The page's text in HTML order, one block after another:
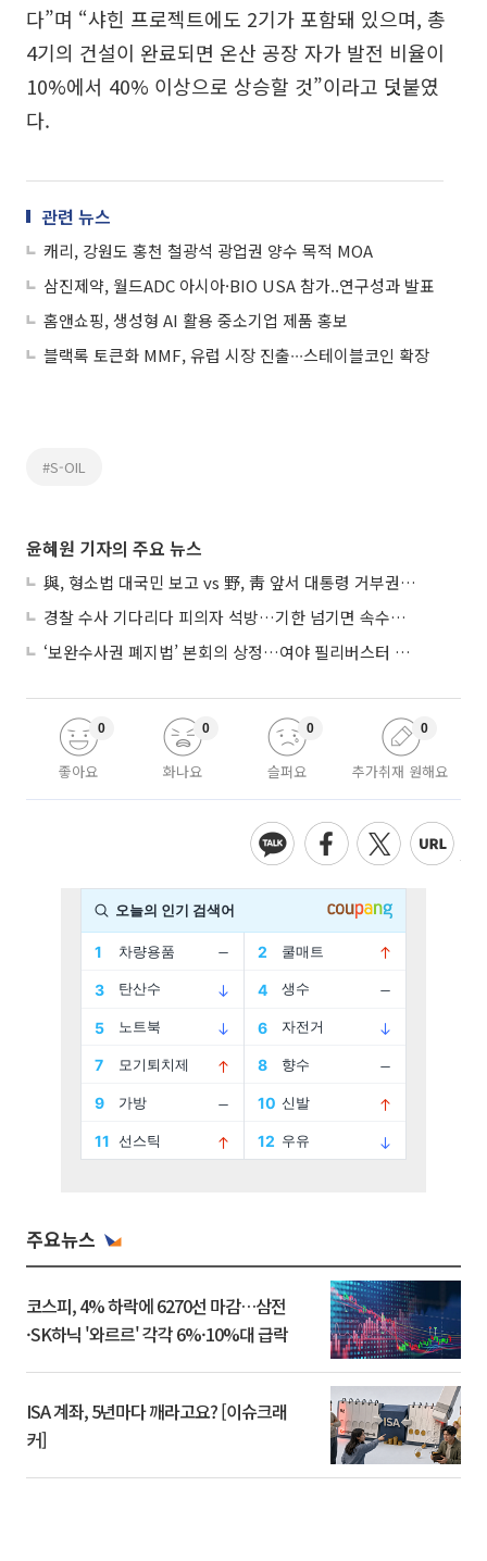
다”며 “샤힌 프로젝트에도 2기가 포함돼 있으며, 총
4기의 건설이 완료되면 온산 공장 자가 발전 비율이
10%에서 40% 이상으로 상승할 것”이라고 덧붙였
다.
관련 뉴스
캐리, 강원도 홍천 철광석 광업권 양수 목적 MOA
삼진제약, 월드ADC 아시아·BIO USA 참가..연구성과 발표
홈앤쇼핑, 생성형 AI 활용 중소기업 제품 홍보
블랙록 토큰화 MMF, 유럽 시장 진출∙∙∙스테이블코인 확장
#S-OIL
윤혜원 기자의 주요 뉴스
與, 형소법 대국민 보고 vs 野, 靑 앞서 대통령 거부권 촉구
경찰 수사 기다리다 피의자 석방…기한 넘기면 속수무책
‘보완수사권 폐지법’ 본회의 상정…여야 필리버스터 대치
좋아요
0
화나요
0
슬퍼요
0
추가취재 원해요
0
주요뉴스
코스피, 4% 하락에 6270선 마감…삼전
·SK하닉 '와르르' 각각 6%·10%대 급락
ISA 계좌, 5년마다 깨라고요? [이슈크래
커]